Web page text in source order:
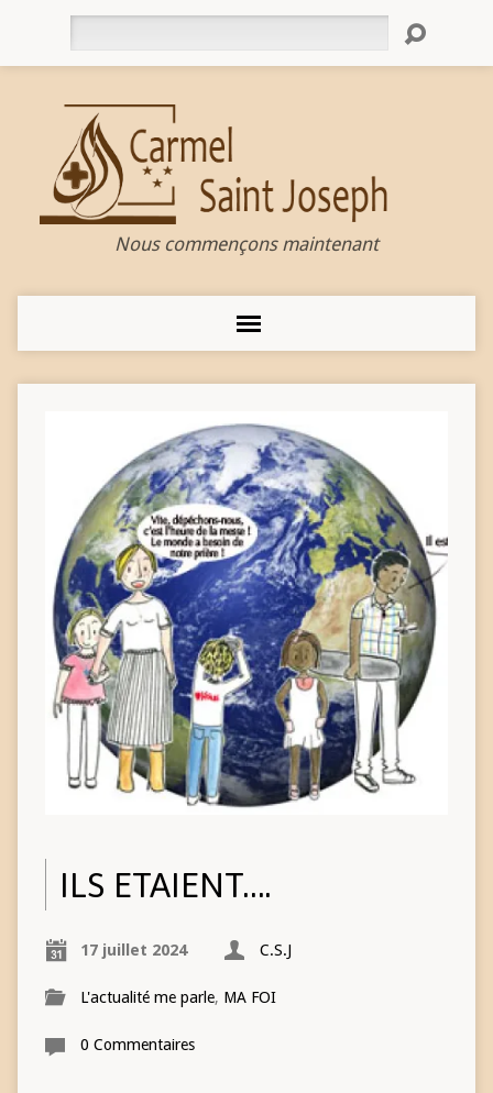
Nous commençons maintenant
ILS ETAIENT….
17 juillet 2024 C.S.J
L'actualité me parle, MA FOI
0 Commentaires